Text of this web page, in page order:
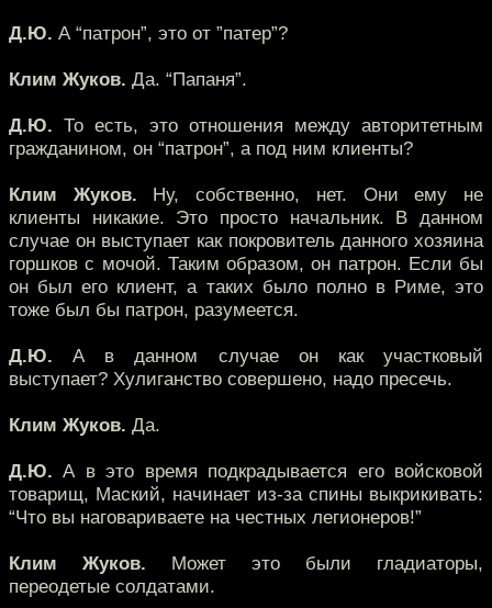
Д.Ю. А “патрон”, это от ”патер”?
Клим Жуков. Да. “Папаня”.
Д.Ю. То есть, это отношения между авторитетным
гражданином, он “патрон”, а под ним клиенты?
Клим Жуков. Ну, собственно, нет. Они ему не
клиенты никакие. Это просто начальник. В данном
случае он выступает как покровитель данного хозяина
горшков с мочой. Таким образом, он патрон. Если бы
он был его клиент, а таких было полно в Риме, это
тоже был бы патрон, разумеется.
Д.Ю. А в данном случае он как участковый
выступает? Хулиганство совершено, надо пресечь.
Клим Жуков. Да.
Д.Ю. А в это время подкрадывается его войсковой
товарищ, Маский, начинает из-за спины выкрикивать:
“Что вы наговариваете на честных легионеров!”
Клим Жуков. Может это были гладиаторы,
переодетые солдатами.